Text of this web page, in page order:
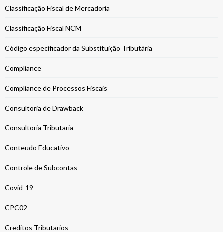
Classificação Fiscal de Mercadoria
Classificação Fiscal NCM
Código especificador da Substituição Tributária
Compliance
Compliance de Processos Fiscais
Consultoria de Drawback
Consultoria Tributaria
Conteudo Educativo
Controle de Subcontas
Covid-19
CPC02
Creditos Tributarios